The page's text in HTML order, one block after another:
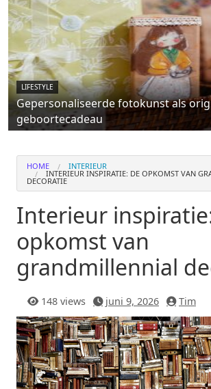
LIFESTYLE
Gepersonaliseerde fotokunst als
geboortecadeau
HOME INTERIEUR
INTERIEUR INSPIRATIE: DE OPKOMST VAN
DECORATIE
Interieur
opkomst van
grandmillennial
148 views juni 9, 2026 Tim